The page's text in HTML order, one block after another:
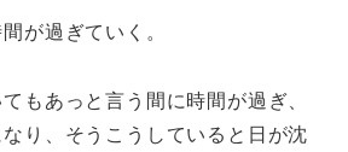
が過ぎていく。
もあっと言う間に時間が過ぎ、
り、そうこうしていると日が沈